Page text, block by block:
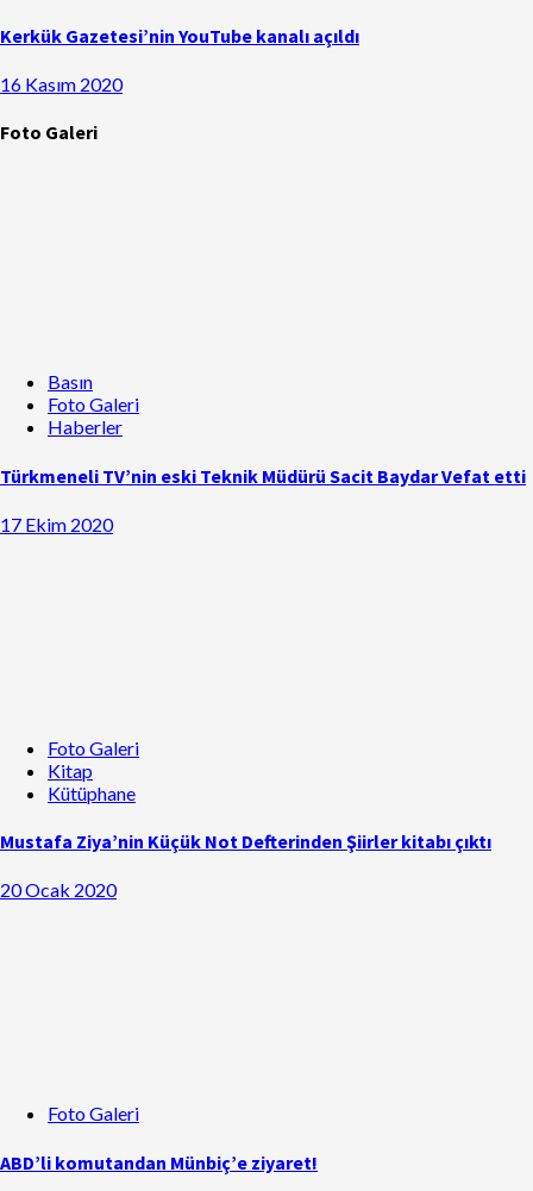
Kerkük Gazetesi’nin YouTube kanalı açıldı
16 Kasım 2020
Foto Galeri
Basın
Foto Galeri
Haberler
Türkmeneli TV’nin eski Teknik Müdürü Sacit Baydar Vefat etti
17 Ekim 2020
Foto Galeri
Kitap
Kütüphane
Mustafa Ziya’nin Küçük Not Defterinden Şiirler kitabı çıktı
20 Ocak 2020
Foto Galeri
ABD’li komutandan Münbiç’e ziyaret!